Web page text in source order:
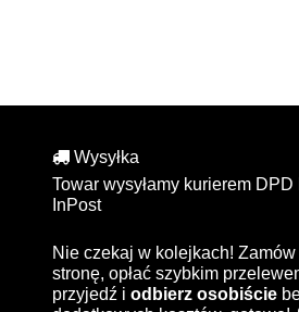
Wysyłka
Towar wysyłamy kurierem DPD
InPost
Nie czekaj w kolejkach! Zamów
stronę, opłać szybkim
przyjedź i odbierz osobiście